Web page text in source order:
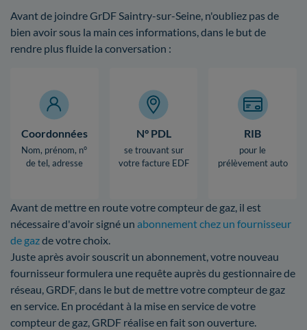
Avant de joindre GrDF Saintry-sur-Seine, n'oubliez pas de
bien avoir sous la main ces informations, dans le but de
rendre plus fluide la conversation :
Coordonnées
Nom, prénom, n°
de tel, adresse
N° PDL
se trouvant sur
votre facture EDF
RIB
pour le
prélèvement auto
Avant de mettre en route votre compteur de gaz, il est
nécessaire d'avoir signé un abonnement chez un fournisseur
de gazde votre choix.
Juste après avoir souscrit un abonnement, votre nouveau
fournisseur formulera une requête auprès du gestionnaire de
réseau, GRDF, dans le but de mettre votre compteur de gaz
en service. En procédant à la mise en service de votre
compteur de gaz, GRDF réalise en fait son ouverture.